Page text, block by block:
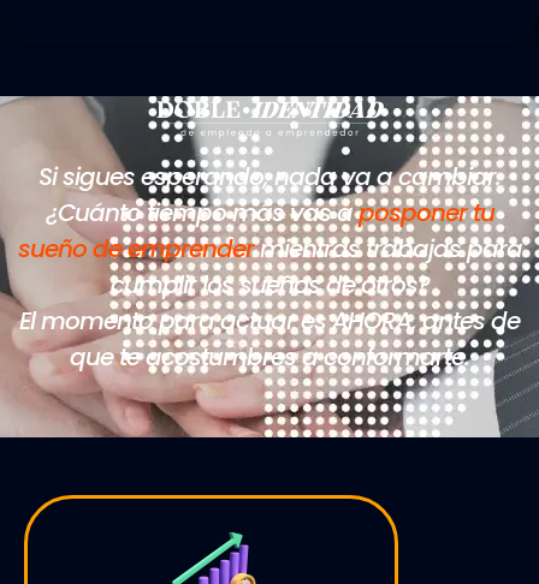
Si sigues esperando, nada va a cambiar.
¿Cuánto tiempo más vas aposponer tu
sueño de emprendermientras trabajas para
cumplir los sueños de otros?
El momento para actuar es AHORA, antes de
que te acostumbres a conformarte.